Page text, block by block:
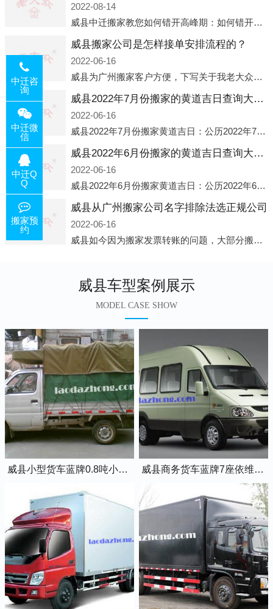
2022-08-14
威县中迁搬家教您如何错开高峰期：如何错开高峰期搬家，中迁搬家做了一些电话数据统计和分析，发现市民中午2点左右访问网站的人是最多的，电话咨询是早上9点左右是最多的，预约搬家周六和周日是最多的，网上QQ微
威县搬家公司是怎样接单安排流程的？
2022-06-16
威县为广州搬家客户方便，下写关于我老大众搬家公司接单的流程，九条给搬家朋友参考，了解搬家公司工序，免去搬家时的没有准备好的工作，给您及时快速的搬好家。一．电话咨询：专人接待客户电话咨询，初步了解客户搬 家
威县2022年7月份搬家的黄道吉日查询大全一览表哪天适合搬家好日子
2022-06-16
威县2022年7月份搬家黄道吉日：公历2022年7月6日 农历六月初八 星期三 冲虎(甲寅)公历2022年7月12日 农历六月十四 星期二 冲猴(庚申)公历2022年7月13日 农历六月十五 星期三 冲鸡
威县2022年6月份搬家的黄道吉日查询大全一览表哪天适合搬家好日子
2022-06-16
威县2022年6月份搬家黄道吉日：公历2022年6月1日 农历五月初三 星期三 冲兔(己卯)公历2022年6月4日 农历五月初六 星期六 冲马(壬午)公历2022年6月8日 农历五月初十 星期三 冲狗(丙
威县从广州搬家公司名字排除法选正规公司
2022-06-16
威县如今因为搬家发票转账的问题，大部分搬家公司都已经注册了营业执照，早5年前基本上所谓的搬家公司都是无注册状态也就是无照营业，由于企业注册量大增所以各种企业信息展示平台如雨后春笋般遍地开花，如：天眼查，企
威县车型案例展示
MODEL CASE SHOW
威县小型货车蓝牌0.8吨小卡车 威县商务货车蓝牌7座依维柯全顺车
中迁咨
询
中迁微
信
中迁Q
Q
搬家预
约